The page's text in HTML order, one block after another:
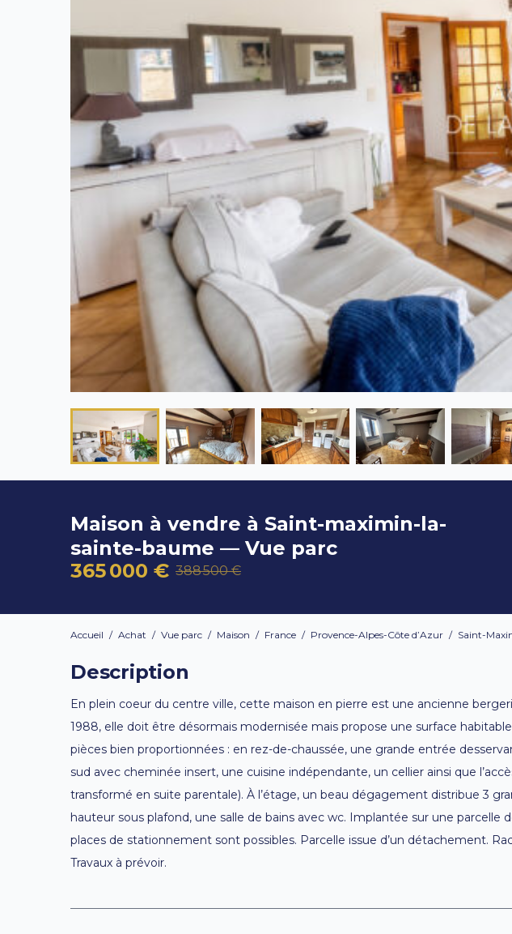
Maison à vendre à Saint-maximin-la-
sainte-baume — Vue parc
365 000 € 388 500 €
Accueil / Achat / Vue parc / Maison / France / Provence-Alpes-Côte d’Azur / Saint-
Description
En plein coeur du centre ville, cette maison en pierre est une ancienne
1988, elle doit être désormais modernisée mais propose une surface
pièces bien proportionnées : en rez-de-chaussée, une grande entrée
sud avec cheminée insert, une cuisine indépendante, un cellier ainsi que
transformé en suite parentale). À l’étage, un beau dégagement distribue 3
hauteur sous plafond, une salle de bains avec wc. Implantée sur une parcelle
places de stationnement sont possibles. Parcelle issue d’un détachement.
Travaux à prévoir.